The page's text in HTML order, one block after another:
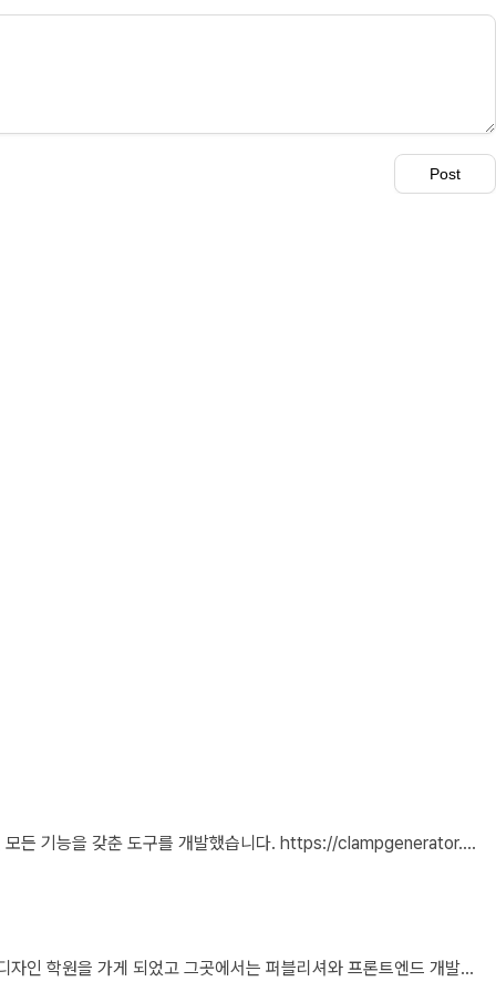
안녕하세요, 너비와 높이를 사용하는 CSS clamp()를 소개해 주셔서 감사합니다. 작업 부담을 최소화하기 위해 calc(), min, max 등 언급하신 모든 기능을 갖춘 도구를 개발했습니다. https://clampgenerator.com/tools/layout-spacing-size/?property=width 에서 확인해 보세요. 즐거운 코딩 되세요.
사무직을 하다가 그만두고 국비지원 학원을 다닌 후 현재 리액트 개발자로 일하고 있습니다 다행인지 불행인지(?) 컴퓨터 학원을 간게 아니라 디자인 학원을 가게 되었고 그곳에서는 퍼블리셔와 프론트엔드 개발자의 용어를 혼동해서 사용하였습니다 즉 저는 한동한 "HTML 마크업 + 스타일링 + 약간의 이벤트" 오로지 "사용자가 보고 있는 부분"만 다루는 작업이 "프론트엔드 개발"로 알고 있었습니다 ============> 우리가 흔히 퍼블리셔라고 불리는 영역입니다 하지만 학습할수록 사용자 영역과 소위 백엔드라고 불리는 영역과의 호환이 필요하다는 것을 알게 되었고 그때부터 지금까지 배웠던것과 전혀 다른 역할과 기능들을 학습하게 되었습니다 즉 자바스크립트도 event와 document 부분이 아닌 배열과 객체를 편집하는 것을 배워야 하고 API를 호출해 어떻게 사용자 영역으로 가져와야 하는가 등등 기존 퍼블리셔 역할군과 전혀 다른 것들을 다루게 되었습니다 ============> 이것이 프론트엔드 영역입니다 제가 두 가지 길을 모두 걸어본 바 프론트엔드 개발은 퍼블리셔의 완벽한 상위 호환이고 추구하는 목적도, 기술도 완전히 다릅니다 처음부터 다른 길을 가야하고 생각의 구조도 다르게 가야합니다 그런 의미에서 처음에 퍼블리셔라는 말이 처음에는 편가르기 하는것처럼 싫었지만 지금은 명확하게 길을 제시한다는 관점에서 좋다는 생각을 해봅니다